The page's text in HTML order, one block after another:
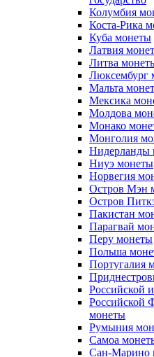
Колумбия
Коста-Рика
Куба монеты
Латвия
Литва
Люксембург
Мальта
Мексика
Молдова
Монако
Монголия
Нидерланды
Ниуэ монеты
Норвегия
Остров Мэн
Остров
Пакистан
Парагвай
Перу монеты
Польша
Португалия
Российской
Российской
монеты
Румыния
Самоа
Сан-Марино